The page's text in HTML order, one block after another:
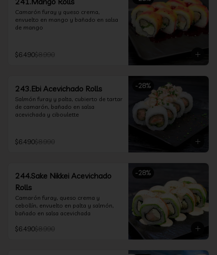
Camarón furay y queso crema,
envuelto en mango y bañado en salsa
de mango
$6.490$8.990
-28%
243.Ebi Acevichado Rolls
Salmón furay y palta, cubierto de tartar
de camarón, bañado en salsa
acevichada y ciboulette
$6.490$8.990
-28%
244.Sake Nikkei Acevichado
Rolls
Camarón furay, queso crema y
cebollín, envuelto en palta y salmón,
bañado en salsa acevichada
$6.490$8.990